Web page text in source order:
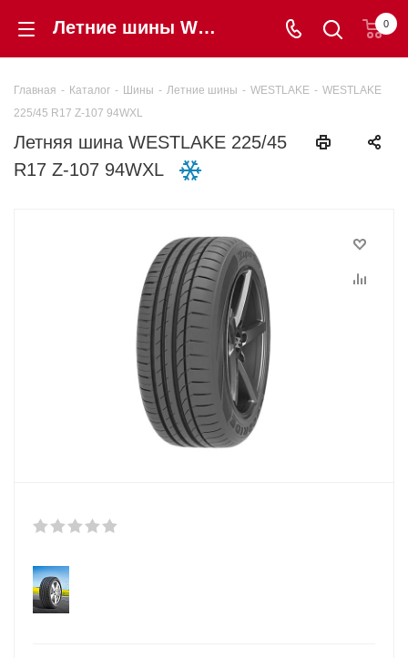
Летние шины WESTLAKE 225/45 R17 Z-107 94WXL купить в интернет-магазине «Шинторг» в Калининграде 0
Главная - Каталог - Шины - Летние шины - WESTLAKE - WESTLAKE
225/45 R17 Z-107 94WXL
Летняя шина WESTLAKE 225/45
R17 Z-107 94WXL